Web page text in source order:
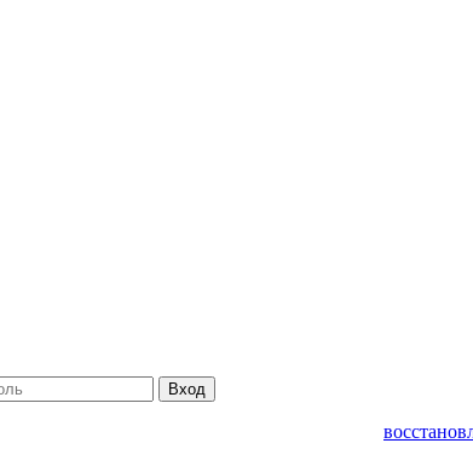
Вход